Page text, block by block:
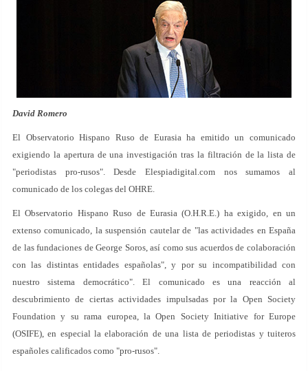
David Romero
El Observatorio Hispano Ruso de Eurasia ha emitido un comunicado
exigiendo la apertura de una investigación tras la filtración de la lista de
"periodistas pro-rusos". Desde Elespiadigital.com nos sumamos al
comunicado de los colegas del OHRE.
El Observatorio Hispano Ruso de Eurasia (O.H.R.E.) ha exigido, en un
extenso comunicado, la suspensión cautelar de "las actividades en España
de las fundaciones de George Soros, así como sus acuerdos de colaboración
con las distintas entidades españolas", y por su incompatibilidad con
nuestro sistema democrático". El comunicado es una reacción al
descubrimiento de ciertas actividades impulsadas por la Open Society
Foundation y su rama europea, la Open Society Initiative for Europe
(OSIFE), en especial la elaboración de una lista de periodistas y tuiteros
españoles calificados como "pro-rusos".